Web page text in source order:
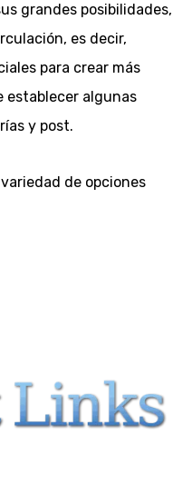
grandes posibilidades,
es decir,
para crear más
establecer algunas
y post.
de opciones